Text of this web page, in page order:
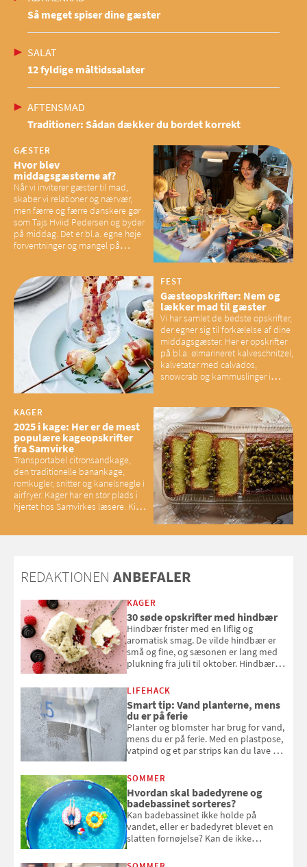
Så meget spiser dine gæster
SALAT
12 fyldige måltidssalater
AFTENSMAD
Traditioner: Sådan dækker du bordet korrekt
GÆSTER
Hvor blev
middagsgæsterne af?
Når vi inviterer gæster til mad,
skaber vi relationer og nærvær,
men færre og færre danskere gør
som Tajs Hviid Pedersen og byder
på middag. Det er bl.a. egne høje
forventninger og mangel på
have konsekvenser for vores
sociale fællesskaber
FEST
Gæsteopskrifter: Nem og
lækker mad til gæster
Vi har samlet de bedste opskrifter,
der egner sig til forkælelse af dine
middagsgæster. Her er opskrifter
på bl.a. ølmarineret kalveschnitzel,
kalvetatar med calvados,
snowcrab og kammuslinger i
KAGER
2025 i kage: Her er de mest
populære kageopskrifter
fra Samvirke
Transportabel citronsandkage,
den traditionelle banankage,
romkugler, snitter og kanelsnegle i
airfryer. Kager har en stor plads i
hjertet hos Samvirkes læsere. Kig
REDAKTIONEN ANBEFALER
KAGER
30 søde opskrifter med hindbær
Hindbær frister med en liflig og
aromatisk smag. De vilde hindbær er
små og fine, og sæsonen er lang med
plukning fra juli til oktober. Hindbær
kan bruge dine hindbær i alt fra
bagværk og salater til is og syltning.
LIFEHACK
Smart tip: Vand planterne, mens
du er på ferie
Planter og blomster har brug for vand,
mens du er på ferie. Med en plastpose,
vatpind og et par strips kan du lave dit
at bede naboen om at vande eller
komme hjem til døde planter
SOMMER
Hvordan skal badedyrene og
badebassinet sorteres?
Kan badebassinet ikke holde på
vandet, eller er badedyret blevet en
slatten fornøjelse? Kan de ikke
opmærksom, når du smider